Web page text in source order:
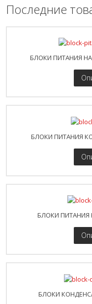
Последние
БЛОКИ ПИТАНИЯ
БЛОКИ ПИТАНИЯ
БЛОКИ ПИТАНИЯ
БЛОКИ